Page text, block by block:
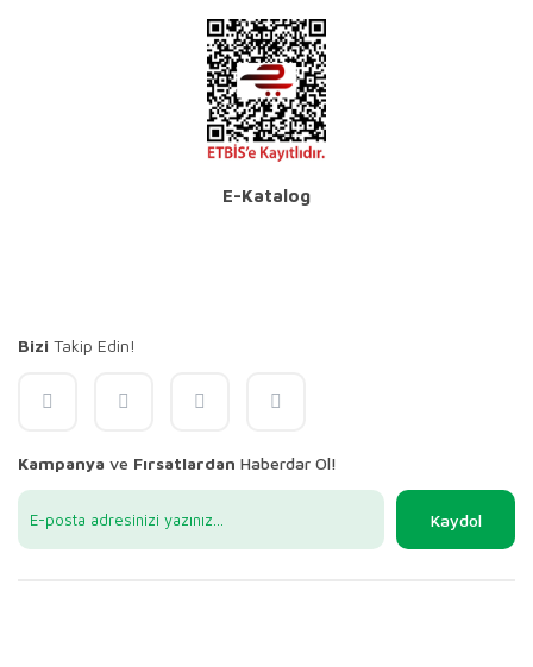
E-Katalog
Bizi Takip Edin!
Kampanya ve Fırsatlardan Haberdar Ol!
Kaydol